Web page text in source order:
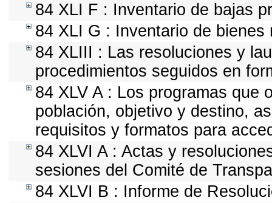
84 XLI F : Inventario de bajas
84 XLI G : Inventario de
84 XLIII : Las resoluciones y
procedimientos seguidos en
84 XLV A : Los programas que
población, objetivo y destino,
requisitos y formatos para
84 XLVI A : Actas y
sesiones del Comité de
84 XLVI B : Informe de